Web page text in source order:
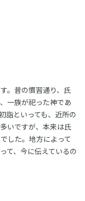
。昔の慣習通り、氏
一族が祀った神であ
詣といっても、近所の
いですが、本来は氏
した。地方によって
て、今に伝えているの